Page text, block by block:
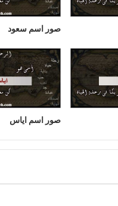
صور اسم سعود
صور اسم اياس